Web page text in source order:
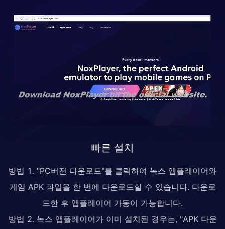
빠른 설치
방법 1. "PC버전 다운로드"를 클릭하여 녹스 앱플레이어와
게임 APK 파일을 한 번에 다운로드할 수 있습니다. 다운로
드한 후 앱플레이어 가동이 가능합니다.
방법 2. 녹스 앱플레이어가 이미 설치된 경우는, "APK 다운